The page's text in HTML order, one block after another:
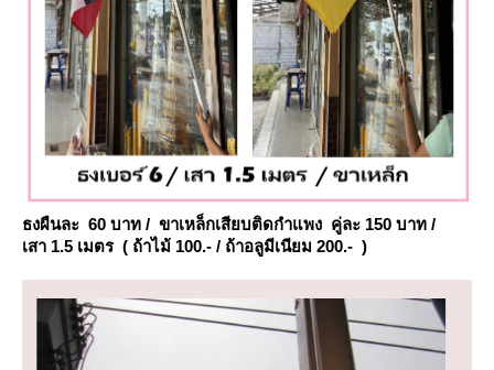
ธงผืนละ 60 บาท / ขาเหล็กเสียบติดกำแพง คู่ละ 150 บาท /
เสา 1.5 เมตร ( ถ้าไม้ 100.- / ถ้าอลูมีเนียม 200.- )